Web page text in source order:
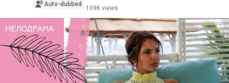
Auto-dubbed
109K views